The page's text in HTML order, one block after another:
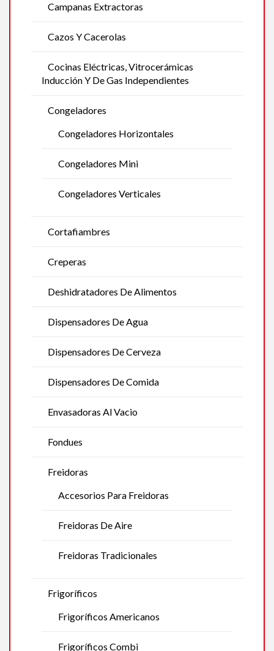
Campanas Extractoras
Cazos Y Cacerolas
Cocinas Eléctricas, Vitrocerámicas
Inducción Y De Gas Independientes
Congeladores
Congeladores Horizontales
Congeladores Mini
Congeladores Verticales
Cortafiambres
Creperas
Deshidratadores De Alimentos
Dispensadores De Agua
Dispensadores De Cerveza
Dispensadores De Comida
Envasadoras Al Vacio
Fondues
Freidoras
Accesorios Para Freidoras
Freidoras De Aire
Freidoras Tradicionales
Frigoríficos
Frigoríficos Americanos
Frigoríficos Combi